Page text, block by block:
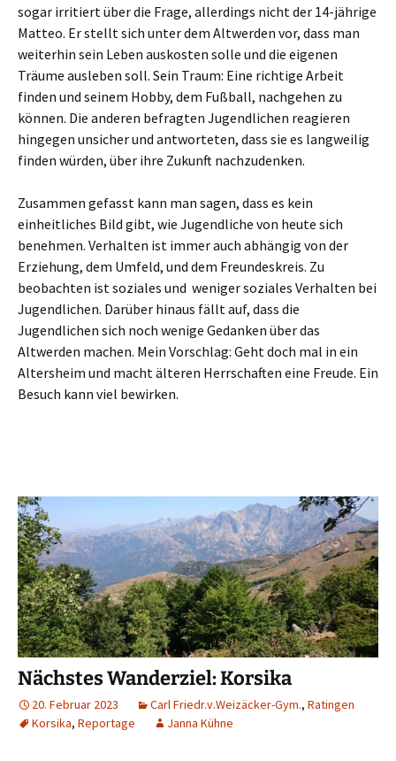
sogar irritiert über die Frage, allerdings nicht der 14-jährige
Matteo. Er stellt sich unter dem Altwerden vor, dass man
weiterhin sein Leben auskosten solle und die eigenen
Träume ausleben soll. Sein Traum: Eine richtige Arbeit
finden und seinem Hobby, dem Fußball, nachgehen zu
können. Die anderen befragten Jugendlichen reagieren
hingegen unsicher und antworteten, dass sie es langweilig
finden würden, über ihre Zukunft nachzudenken.
Zusammen gefasst kann man sagen, dass es kein
einheitliches Bild gibt, wie Jugendliche von heute sich
benehmen. Verhalten ist immer auch abhängig von der
Erziehung, dem Umfeld, und dem Freundeskreis. Zu
beobachten ist soziales und weniger soziales Verhalten bei
Jugendlichen. Darüber hinaus fällt auf, dass die
Jugendlichen sich noch wenige Gedanken über das
Altwerden machen. Mein Vorschlag: Geht doch mal in ein
Altersheim und macht älteren Herrschaften eine Freude. Ein
Besuch kann viel bewirken.
Nächstes Wanderziel: Korsika
20. Februar 2023 Carl Friedr.v.Weizäcker-Gym., Ratingen
Korsika, Reportage Janna Kühne